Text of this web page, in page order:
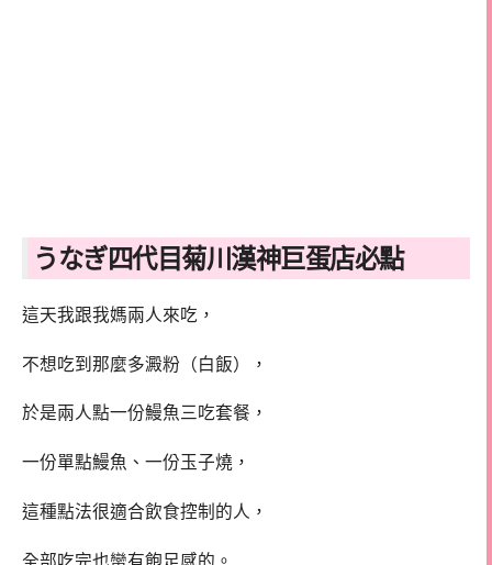
うなぎ四代目菊川漢神巨蛋店必點
這天我跟我媽兩人來吃，
不想吃到那麼多澱粉（白飯），
於是兩人點一份鰻魚三吃套餐，
一份單點鰻魚、一份玉子燒，
這種點法很適合飲食控制的人，
全部吃完也蠻有飽足感的。